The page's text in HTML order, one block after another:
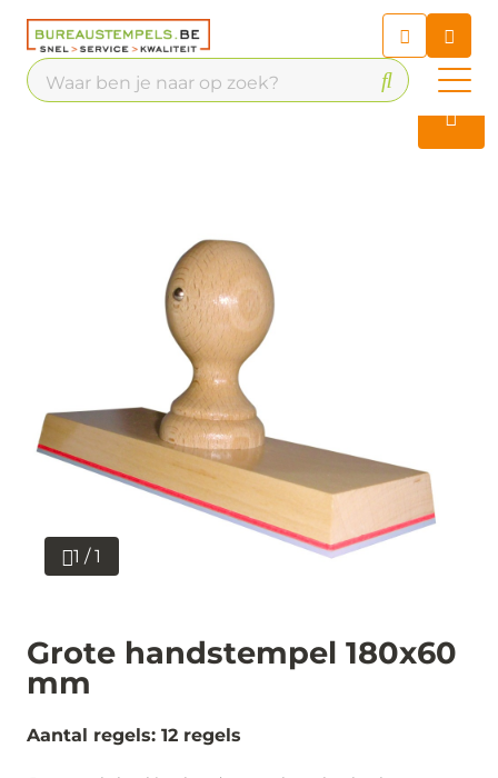
Chat 24/7 met onze chatbot
voor hulp
Contact
1 / 1
Grote handstempel 180x60
mm
Aantal regels: 12 regels